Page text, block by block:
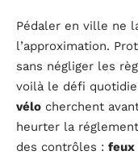
Pédaler en ville ne
l’approximation.
sans négliger les
voilà le défi
vélo cherchent
heurter la
des contrôles : feux